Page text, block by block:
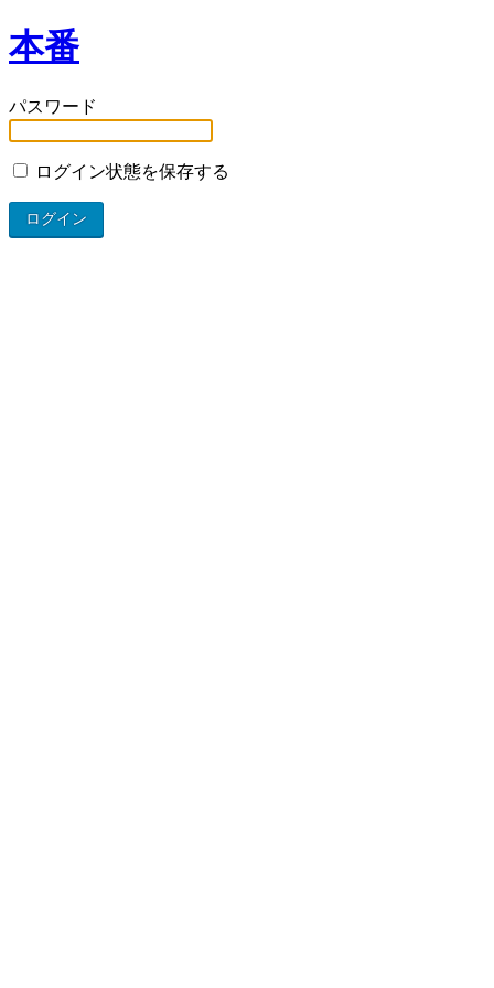
本番
パスワード
ログイン状態を保存する